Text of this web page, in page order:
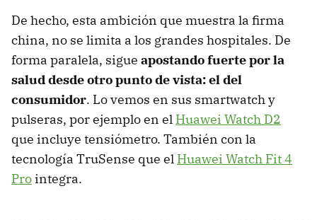
De hecho, esta ambición que muestra la firma
china, no se limita a los grandes hospitales. De
forma paralela, sigue apostando fuerte por la
salud desde otro punto de vista: el del
consumidor. Lo vemos en sus smartwatch y
pulseras, por ejemplo en el Huawei Watch D2
que incluye tensiómetro. También con la
tecnología TruSense que el Huawei Watch Fit 4
Pro integra.